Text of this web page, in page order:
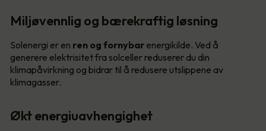
Miljøvennlig og bærekraftig løsning
Solenergi er en ren og fornybar energikilde. Ved å
generere elektrisitet fra solceller reduserer du din
klimapåvirkning og bidrar til å redusere utslippene av
klimagasser.
Økt energiuavhengighet